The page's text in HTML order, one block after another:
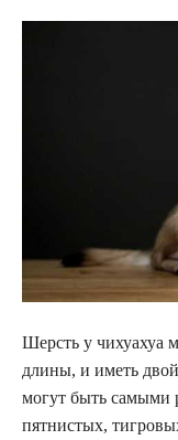
Шерсть у чихуахуа
длины, и иметь
могут быть самыми
пятнистых,